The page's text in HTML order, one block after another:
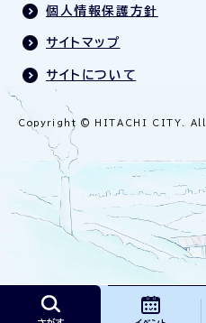
個人情報保護方針
サイトマップ
サイトについて
Copyright © HITACHI CITY.